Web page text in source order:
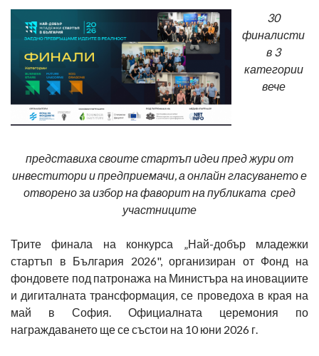
30
финалисти
в 3
категории
вече
представиха своите стартъп идеи пред жури от
инвеститори и предприемачи, а онлайн гласуването е
отворено за избор на фаворит на публиката сред
участниците
Трите финала на конкурса „Най-добър младежки
стартъп в България 2026", организиран от Фонд на
фондовете под патронажа на Министъра на иновациите
и дигиталната трансформация, се проведоха в края на
май в София. Официалната церемония по
награждаването ще се състои на 10 юни 2026 г.